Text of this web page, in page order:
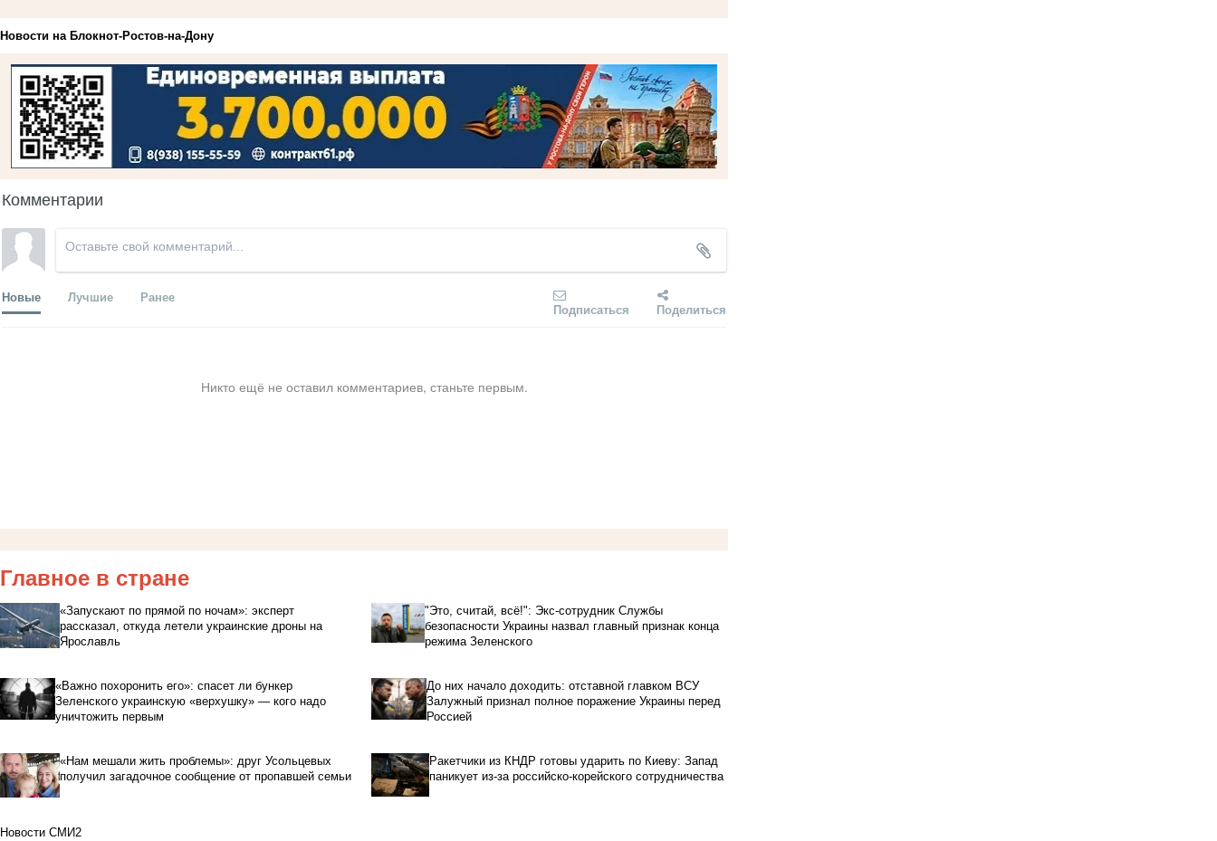
Новости на Блoкнoт-Ростов-на-Дону
Комментарии
Новые Лучшие Ранее
Подписаться Поделиться
Никто ещё не оставил комментариев, станьте первым.
Главное в стране
«Запускают по прямой по ночам»: эксперт
рассказал, откуда летели украинские дроны на
Ярославль
"Это, считай, всё!": Экс-сотрудник Службы
безопасности Украины назвал главный признак конца
режима Зеленского
«Важно похоронить его»: спасет ли бункер
Зеленского украинскую «верхушку» — кого надо
уничтожить первым
До них начало доходить: отставной главком ВСУ
Залужный признал полное поражение Украины перед
Россией
«Нам мешали жить проблемы»: друг Усольцевых
получил загадочное сообщение от пропавшей семьи
Ракетчики из КНДР готовы ударить по Киеву: Запад
паникует из-за российско-корейского сотрудничества
Новости СМИ2